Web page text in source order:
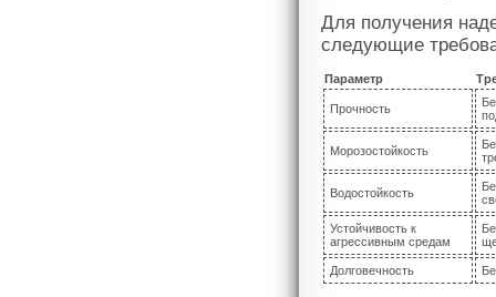
Для получения
следующие
Параметр
Прочность
Морозостойкость
Водостойкость
Устойчивость к
агрессивным средам
Долговечность